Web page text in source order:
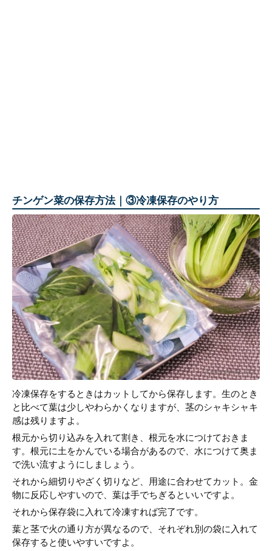
チンゲン菜の保存方法｜③冷凍保存のやり方
冷凍保存をするときはカットしてから保存します。生のとき
と比べて葉は少しやわらかくなりますが、茎のシャキシャキ
感は残りますよ。
根元から切り込みを入れて割き、根元を水につけておきま
す。根元に土をかんでいる場合があるので、水につけて奥ま
で洗い流すようにしましょう。
それから細切りやざく切りなど、用途に合わせてカット。金
物に反応しやすいので、葉は手でちぎるといいですよ。
それから保存袋に入れて冷凍すれば完了です。
葉と茎で火の通り方が異なるので、それぞれ別の袋に入れて
保存すると使いやすいですよ。